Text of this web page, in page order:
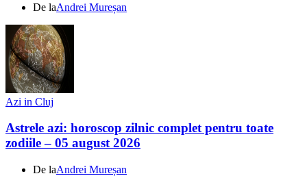
De laAndrei Mureșan
Azi in Cluj
Astrele azi: horoscop zilnic complet pentru toate
zodiile – 05 august 2026
De laAndrei Mureșan